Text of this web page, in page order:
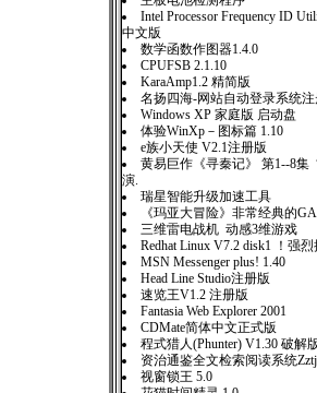
Intel Processor Frequency ID
中文版
数学函数作图器1.4.0
CPUFSB 2.1.10
KaraAmp1.2 精简版
名扬四海-网站自动登录系统注
Windows XP 家庭版 启动盘
体验WinXp－图标篇 1.10
e族小天使 V2.1注册版
黄易巨作《寻秦记》 第1--8集
演.
瑞星智能升级加速工具
《玛亚大冒险》非常经典的
三维雷电战机 动感3维游戏
Redhat Linux V7.2 disk1 ！强
MSN Messenger plus! 1.40
Head Line Studio注册版
速览王V1.2 注册版
Fantasia Web Explorer 2001
CDMate简体中文正式版
程式猎人(Phunter) V1.30 破解
资治通鉴全文检索阅读系统
视窗锁王 5.0